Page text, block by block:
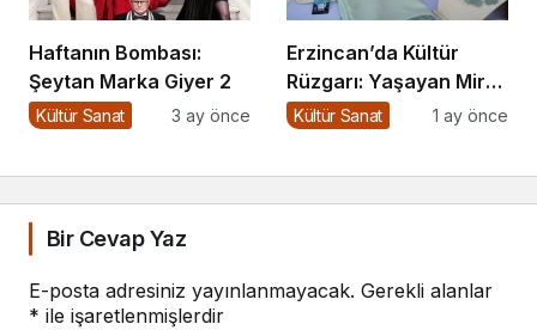
Haftanın Bombası:
Şeytan Marka Giyer 2
Kültür Sanat 3 ay önce
Erzincan’da Kültür
Rüzgarı: Yaşayan Miras
Şöleni Şehre İz Bıraktı
Kültür Sanat 1 ay önce
Bir Cevap Yaz
E-posta adresiniz yayınlanmayacak. Gerekli alanlar
* ile işaretlenmişlerdir